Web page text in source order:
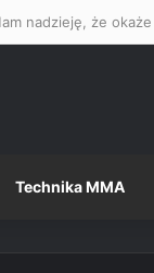
Technika MMA